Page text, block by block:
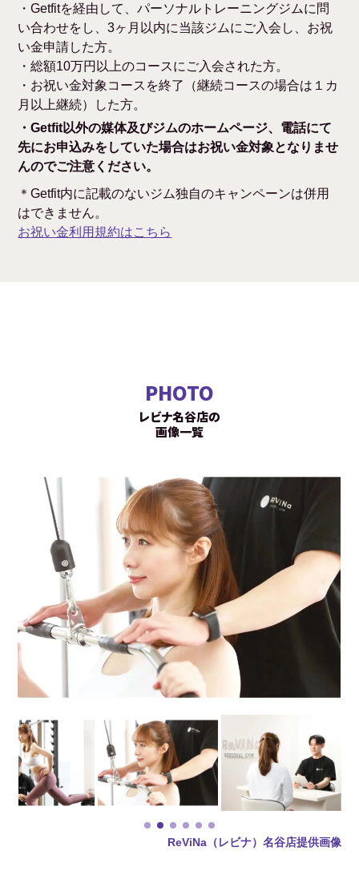
・Getfitを経由して、パーソナルトレーニングジムに問
い合わせをし、3ヶ月以内に当該ジムにご入会し、お祝
い金申請した方。
・総額10万円以上のコースにご入会された方。
・お祝い金対象コースを終了（継続コースの場合は１カ
月以上継続）した方。
・Getfit以外の媒体及びジムのホームページ、電話にて
先にお申込みをしていた場合はお祝い金対象となりませ
んのでご注意ください。
＊Getfit内に記載のないジム独自のキャンペーンは併用
はできません。
お祝い金利用規約はこちら
PHOTO
レビナ名谷店の
画像一覧
ReViNa（レビナ）名谷店提供画像